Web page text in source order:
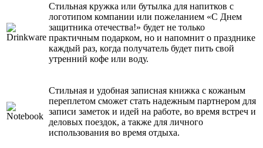
Стильная кружка или бутылка для напитков с
логотипом компании или пожеланием «С Днем
защитника отечества!» будет не только
практичным подарком, но и напомнит о празднике
каждый раз, когда получатель будет пить свой
утренний кофе или воду.
Стильная и удобная записная книжка с кожаным
переплетом сможет стать надежным партнером для
записи заметок и идей на работе, во время встреч и
деловых поездок, а также для личного
использования во время отдыха.